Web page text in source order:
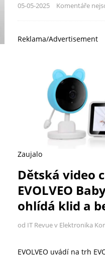
05-05-2025 Komentáře
Reklama/Advertisement
Zaujalo
Dětská video
EVOLVEO
ohlídá klid a
od IT Revue v Elektronika
EVOLVEO uvádí na trh